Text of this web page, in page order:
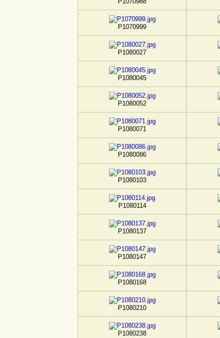
P1070999
P1080027
P1080045
P1080052
P1080071
P1080086
P1080103
P1080114
P1080137
P1080147
P1080168
P1080210
P1080238